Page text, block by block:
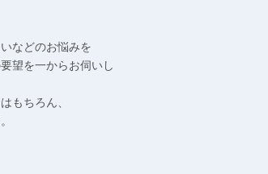
などのお悩みを
望を一からお伺いし
もちろん、